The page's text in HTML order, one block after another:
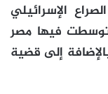
الإسرائيلي
توسطت فيها مصر
إلى قضية